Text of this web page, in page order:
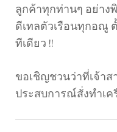
ลูกค้าทุกท่านๆ อย่าง
ดีเทลตัวเรือนทุกอณู
ทีเดียว !!
ขอเชิญชวนว่าที่เจ้า
ประสบการณ์สั่งทำเค